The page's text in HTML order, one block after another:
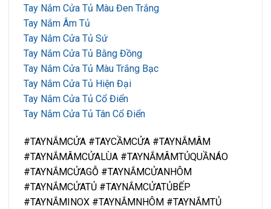
Tay Nắm Cửa Tủ Màu Đen Trắng
Tay Nắm Âm Tủ
Tay Nắm Cửa Tủ Sứ
Tay Nắm Cửa Tủ Bằng Đồng
Tay Nắm Cửa Tủ Màu Trắng Bạc
Tay Nắm Cửa Tủ Hiện Đại
Tay Nắm Cửa Tủ Cổ Điển
Tay Nắm Cửa Tủ Tân Cổ Điển
#TAYNẮMCỬA #TAYCẦMCỬA #TAYNẮMÂM
#TAYNẮMÂMCỬALÙA #TAYNẮMÂMTỦQUẦNÁO
#TAYNẮMCỬAGỖ #TAYNẮMCỬANHÔM
#TAYNẮMCỬATỦ #TAYNẮMCỬATỦBẾP
#TAYNẮMINOX #TAYNẮMNHÔM #TAYNẮMTỦ